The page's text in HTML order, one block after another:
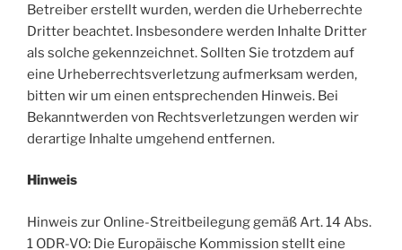
Betreiber erstellt wurden, werden die Urheberrechte
Dritter beachtet. Insbesondere werden Inhalte Dritter
als solche gekennzeichnet. Sollten Sie trotzdem auf
eine Urheberrechtsverletzung aufmerksam werden,
bitten wir um einen entsprechenden Hinweis. Bei
Bekanntwerden von Rechtsverletzungen werden wir
derartige Inhalte umgehend entfernen.
Hinweis
Hinweis zur Online-Streitbeilegung gemäß Art. 14 Abs.
1 ODR-VO: Die Europäische Kommission stellt eine